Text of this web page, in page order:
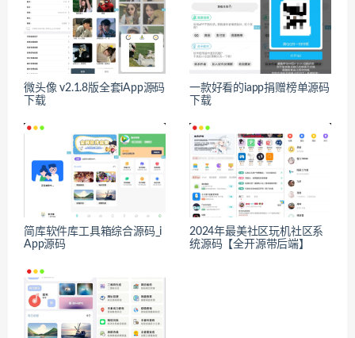
微头像 v2.1.8版全套iApp源码
下载
一款好看的iapp捐赠榜单源码
下载
简库软件库工具箱综合源码_i
App源码
2024年最美社区玩机社区系
统源码【全开源带后端】